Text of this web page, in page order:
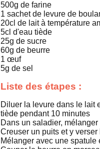
500g de farine
1 sachet de levure de
20cl de lait à température
5cl d'eau tiède
25g de sucre
60g de beurre
1 œuf
5g de sel
Liste des étapes :
Diluer la levure dans le lait
tiède pendant 10 minutes
Dans un saladier,
Creuser un puits et y
Mélanger avec une spatule